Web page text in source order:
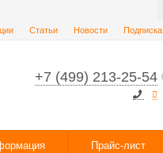
Статьи Новости Подписка
+7 (499) 213-25-54
Прайс-лист